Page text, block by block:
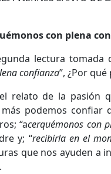
con plena
lectura tomada
confianza”, ¿Por
relato de la pasión
podemos confiar
“acerquémonos con
y; “recibirla en el
que nos ayuden a